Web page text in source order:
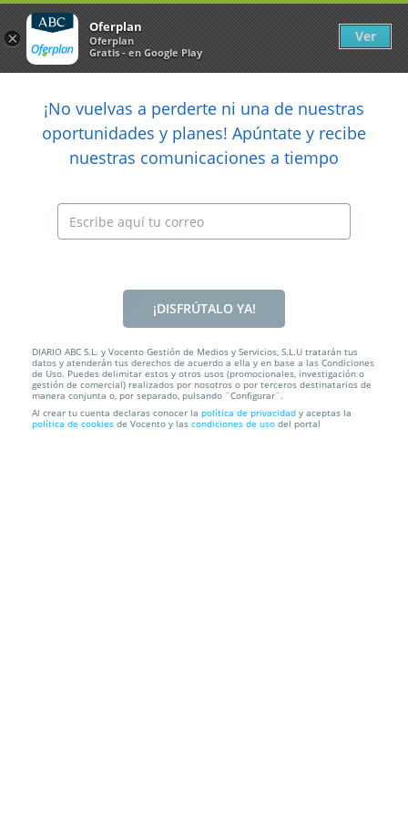

Caducada
Anterior
34% 34,95€ 23€
Kits de repostería para hacer en familia
arrow_back Newsletter
¡No vuelvas a perderte ni una de nuestras
oportunidades y planes! Apúntate y recibe
nuestras comunicaciones a tiempo
¡DISFRÚTALO YA!
DIARIO ABC S.L. y Vocento Gestión de Medios y Servicios, S.L.U tratarán tus
datos y atenderán tus derechos de acuerdo a ella y en base a las Condiciones
de Uso. Puedes delimitar estos y otros usos (promocionales, investigación o
gestión de comercial) realizados por nosotros o por terceros destinatarios de
manera conjunta o, por separado, pulsando ¨Configurar¨.
Al crear tu cuenta declaras conocer la política de privacidad y aceptas la
política de cookies de Vocento y las condiciones de uso del portal
×
Oferplan
Oferplan
Gratis - en Google Play
Ver